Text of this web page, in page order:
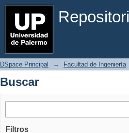
Buscar
DSpace Principal → Facultad de Ingeniería
Buscar
Filtros